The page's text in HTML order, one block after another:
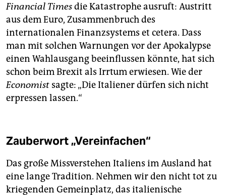
Financial Timesdie Katastrophe ausruft: Austritt
aus dem Euro, Zusammenbruch des
internationalen Finanzsystems et cetera. Dass
man mit solchen Warnungen vor der Apokalypse
einen Wahlausgang beeinflussen könnte, hat sich
schon beim Brexit als Irrtum erwiesen. Wie der
Economist sagte: „Die Italiener dürfen sich nicht
erpressen lassen.“
Zauberwort „Vereinfachen“
Das große Missverstehen Italiens im Ausland hat
eine lange Tradition. Nehmen wir den nicht tot zu
kriegenden Gemeinplatz, das italienische